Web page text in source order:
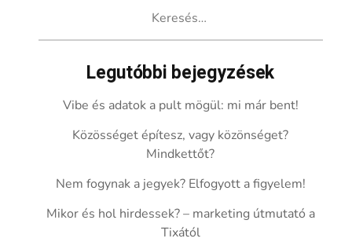
Legutóbbi bejegyzések
Vibe és adatok a pult mögül: mi már bent!
Közösséget építesz, vagy közönséget?
Mindkettőt?
Nem fogynak a jegyek? Elfogyott a figyelem!
Mikor és hol hirdessek? – marketing útmutató a
Tixától